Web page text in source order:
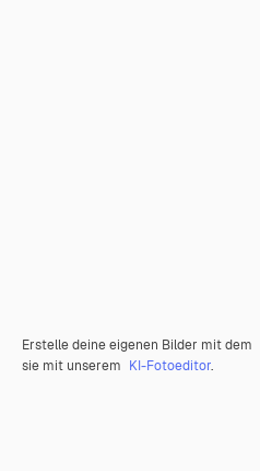
Erstelle deine eigenen Bilder mit dem
sie mit unserem KI-Fotoeditor.